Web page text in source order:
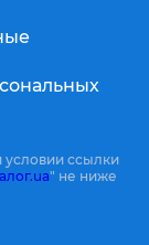
условии ссылки
" не ниже